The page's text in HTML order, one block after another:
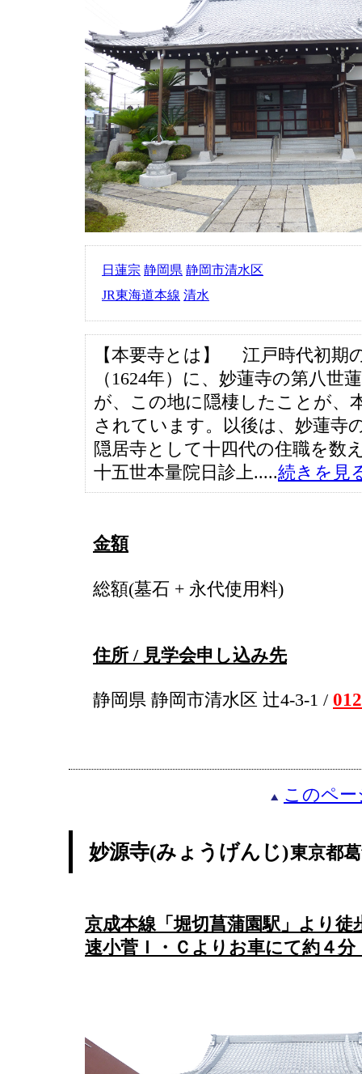
日蓮宗 静岡県 静岡市清水区
JR東海道本線 清水
【本要寺とは】 江戸時代初期
（1624年）に、妙蓮寺の第八世
が、この地に隠棲したことが、
されています。以後は、妙蓮寺
隠居寺として十四代の住職を
十五世本量院日診上.....続きを見
金額
総額(墓石 + 永代使用料)
住所 / 見学会申し込み先
静岡県 静岡市清水区 辻4-3-1 /
このペ
妙源寺(みょうげんじ)東京都
京成本線「堀切菖蒲園駅」より
速小菅Ｉ・Ｃよりお車にて約４